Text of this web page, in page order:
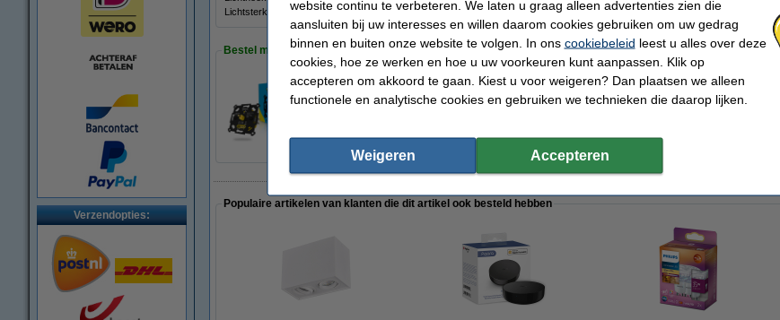
Verzendopties:
Lichtsterkte:
500 cd
Bestel mee:
Led dimmer 0-100W | 123led huismerk
Populaire artikelen van klanten die dit artikel ook besteld hebben
website continu te verbeteren. We laten u graag alleen advertenties zien die
aansluiten bij uw interesses en willen daarom cookies gebruiken om uw gedrag
binnen en buiten onze website te volgen. In ons cookiebeleid leest u alles over deze
cookies, hoe ze werken en hoe u uw voorkeuren kunt aanpassen. Klik op
accepteren om akkoord te gaan. Kiest u voor weigeren? Dan plaatsen we alleen
functionele en analytische cookies en gebruiken we technieken die daarop lijken.
Weigeren Accepteren